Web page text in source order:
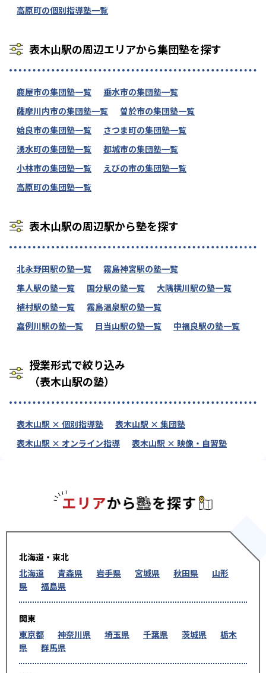
高原町の個別指導塾一覧
表木山駅の周辺エリアから集団塾を探す
鹿屋市の集団塾一覧
垂水市の集団塾一覧
薩摩川内市の集団塾一覧
曽於市の集団塾一覧
姶良市の集団塾一覧
さつま町の集団塾一覧
湧水町の集団塾一覧
都城市の集団塾一覧
小林市の集団塾一覧
えびの市の集団塾一覧
高原町の集団塾一覧
表木山駅の周辺駅から塾を探す
北永野田駅の塾一覧
霧島神宮駅の塾一覧
隼人駅の塾一覧
国分駅の塾一覧
大隅横川駅の塾一覧
植村駅の塾一覧
霧島温泉駅の塾一覧
嘉例川駅の塾一覧
日当山駅の塾一覧 中福良駅の塾一覧
授業形式で絞り込み
（表木山駅の塾）
表木山駅 × 個別指導塾
表木山駅 × 集団塾
表木山駅 × オンライン指導
表木山駅 × 映像・自習塾
北海道・東北
北海道
青森県 岩手県 宮城県 秋田県
山形
県
福島県
関東
東京都
神奈川県 埼玉県 千葉県 茨城県
栃木
県
群馬県